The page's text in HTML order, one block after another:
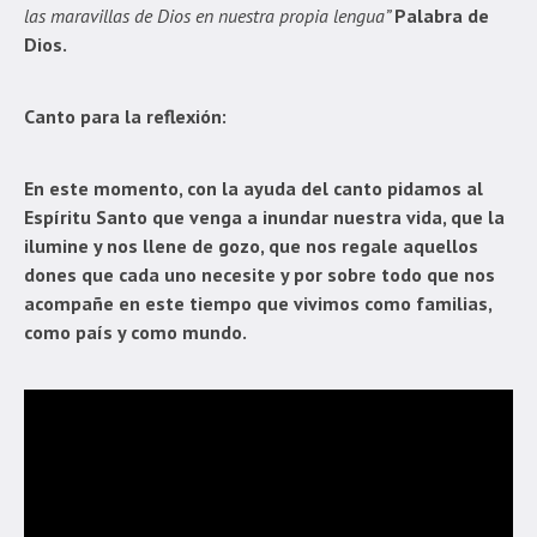
las maravillas de Dios en nuestra propia lengua”Palabra de
Dios.
Canto para la reflexión:
En este momento, con la ayuda del canto pidamos al
Espíritu Santo que venga a inundar nuestra vida, que la
ilumine y nos llene de gozo, que nos regale aquellos
dones que cada uno necesite y por sobre todo que nos
acompañe en este tiempo que vivimos como familias,
como país y como mundo.